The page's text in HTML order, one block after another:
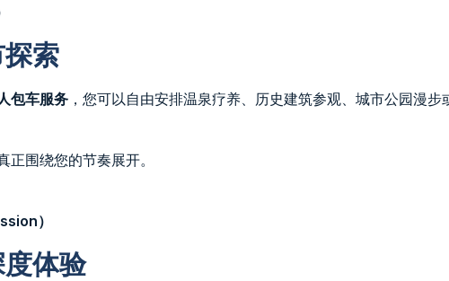
索
包车服务 ，您可以自由安排温泉疗养、历史建筑参观、城市公园漫步
围绕您的节奏展开。
）
体验